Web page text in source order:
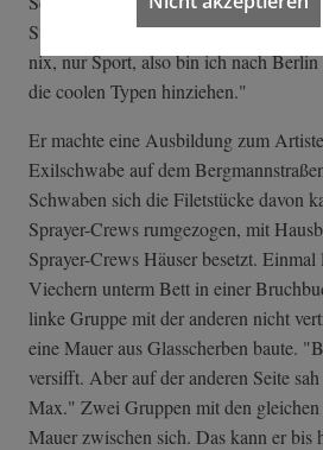
Stuttgart. Pause. Dann sagt er: "Ich
nix, nur Sport, also bin ich nach
die coolen Typen hinziehen."
Er machte eine Ausbildung zum
Exilschwabe auf dem
Schwaben sich die Filetstücke davon
Sprayer-Crews rumgezogen, mit
Sprayer-Crews Häuser besetzt.
Viechern unterm Bett in einer
linke Gruppe mit der anderen nicht
eine Mauer aus Glasscherben baute.
versifft. Aber auf der anderen Seite
Max." Zwei Gruppen mit den gleichen
Mauer zwischen sich. Das kann er bis